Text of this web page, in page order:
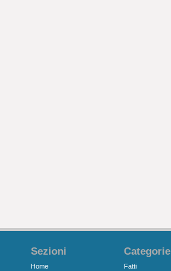
Sezioni
Home
Categorie
Fatti